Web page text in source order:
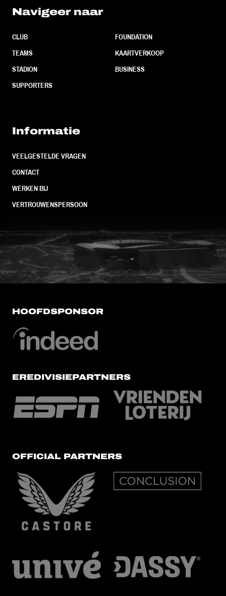
Navigeer naar
CLUB
TEAMS
STADION
SUPPORTERS
FOUNDATION
KAARTVERKOOP
BUSINESS
Informatie
VEELGESTELDE VRAGEN
CONTACT
WERKEN BIJ
VERTROUWENSPERSOON
FC Utrecht<br>vanuit<br>het
HOOFDSPONSOR
EREDIVISIEPARTNERS
OFFICIAL PARTNERS